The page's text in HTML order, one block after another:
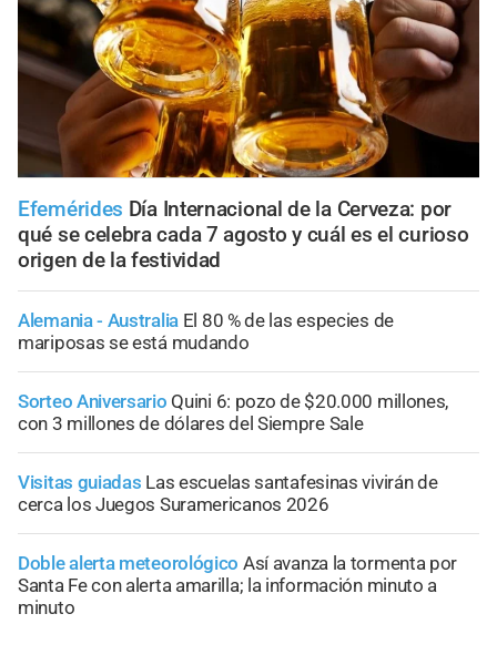
Efemérides Día Internacional de la Cerveza: por
qué se celebra cada 7 agosto y cuál es el curioso
origen de la festividad
Alemania - Australia El 80 % de las especies de
mariposas se está mudando
Sorteo Aniversario Quini 6: pozo de $20.000 millones,
con 3 millones de dólares del Siempre Sale
Visitas guiadas Las escuelas santafesinas vivirán de
cerca los Juegos Suramericanos 2026
Doble alerta meteorológico Así avanza la tormenta por
Santa Fe con alerta amarilla; la información minuto a
minuto